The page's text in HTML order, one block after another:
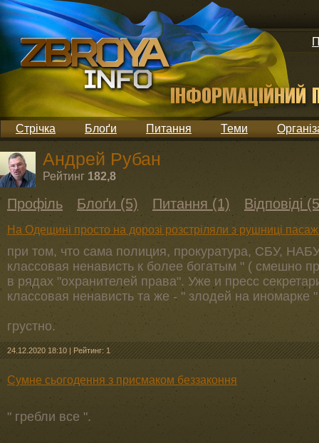
Стрічка Блоґи Питання Теми
Андрей Рубан
Рейтинг 182,8
Профіль Блоґи (5) Питання (1) Відповіді
На Одещині просто на дорозі розстріляли з рушниці
при том, что сама полиция, прокуратура, СБУ,
классовая ненависть к более богатым " ( смешно
в рядах "охранителей права". Уже и пресс
классовая ненависть та же - " злодей на иномарке
грустно.
24.12.2020 18:10 | Рейтинг: 1
Сумне сьогодення з присмаком беззаконня
" гребли все ".